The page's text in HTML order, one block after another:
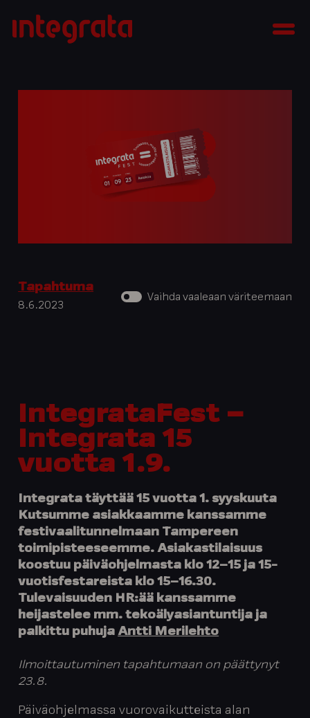
sisältöön
Integrata
Tapahtuma
8.6.2023
Vaihda vaaleaan väriteemaan
IntegrataFest –
Integrata 15
vuotta 1.9.
Integrata täyttää 15 vuotta 1. syyskuuta
Kutsumme asiakkaamme kanssamme
festivaalitunnelmaan Tampereen
toimipisteeseemme. Asiakastilaisuus
koostuu päiväohjelmasta klo 12–15 ja 15-
vuotisfestareista klo 15–16.30.
Tulevaisuuden HR:ää kanssamme
heijastelee mm. tekoälyasiantuntija ja
palkittu puhujaAntti Merilehto
Ilmoittautuminen tapahtumaan on päättynyt
23.8.
Päiväohjelmassa vuorovaikutteista alan